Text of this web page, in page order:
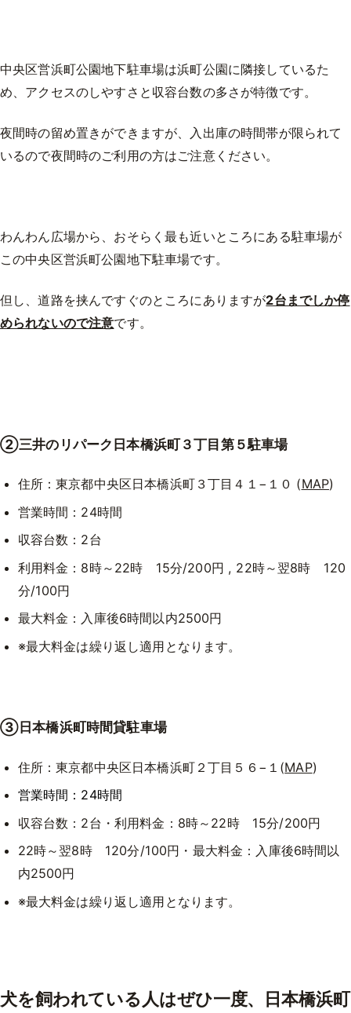
中央区営浜町公園地下駐車場は浜町公園に隣接しているた
め、アクセスのしやすさと収容台数の多さが特徴です。
夜間時の留め置きができますが、入出庫の時間帯が限られて
いるので夜間時のご利用の方はご注意ください。
わんわん広場から、おそらく最も近いところにある駐車場が
この中央区営浜町公園地下駐車場です。
但し、道路を挟んですぐのところにありますが2台までしか停
められないので注意です。
②三井のリパーク日本橋浜町３丁目第５駐車場
住所：東京都中央区日本橋浜町３丁目４１−１０ (MAP)
営業時間：24時間
収容台数：2台
利用料金：8時～22時 15分/200円 , 22時～翌8時 120
分/100円
最大料金：入庫後6時間以内2500円
※最大料金は繰り返し適用となります。
③日本橋浜町時間貸駐車場
住所：東京都中央区日本橋浜町２丁目５６−１(MAP)
営業時間：24時間
収容台数：2台・利用料金：8時～22時 15分/200円
22時～翌8時 120分/100円・最大料金：入庫後6時間以
内2500円
※最大料金は繰り返し適用となります。
犬を飼われている人はぜひ一度、日本橋浜町